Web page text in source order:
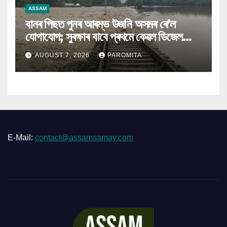
ASSAM
বানৰ পিছত পুনৰ আৰম্ভ উজনি অসমৰ ৰে’ল
যোগাযোগ; সুৰক্ষাৰ বাবে প্ৰথমে কেৱল ডিজেল
ইঞ্জিনেৰে চলিব ৰে’ল
AUGUST 7, 2026 PAROMITA
E-Mail: contact@assamsamay.com